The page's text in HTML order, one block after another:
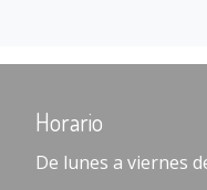
Horario
De lunes a viernes